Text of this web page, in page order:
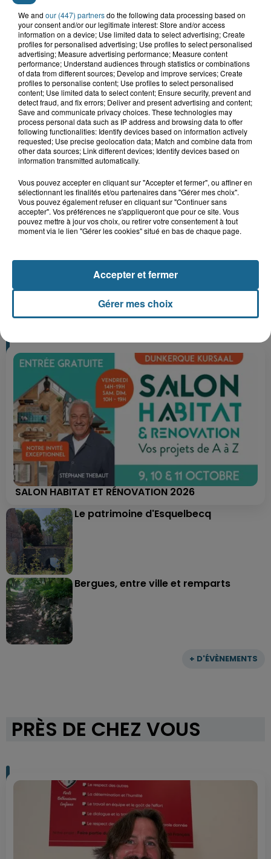
Grand jeu de l'été : les cabines de plages
Gagnez vos entrées pour Dennlys
Parc
Gagnez vos entrées pour le parc
Bagatelle
Gagnez vos entrées pour Plopsaland
+ D'ÉVÈNEMENTS
SALON HABITAT ET RÉNOVATION 2026
Le patrimoine d'Esquelbecq
Bergues, entre ville et remparts
PRÈS DE CHEZ VOUS
We and our (447) partnersdo the following data processing based on
your consent and/or our legitimate interest: Store and/or access
information on a device; Use limited data to select advertising; Create
profiles for personalised advertising; Use profiles to select personalised
advertising; Measure advertising performance; Measure content
performance; Understand audiences through statistics or combinations
of data from different sources; Develop and improve services; Create
profiles to personalise content; Use profiles to select personalised
content; Use limited data to select content; Ensure security, prevent and
detect fraud, and fix errors; Deliver and present advertising and content;
Save and communicate privacy choices. These technologies may
process personal data such as IP address and browsing data to offer
following functionalities: Identify devices based on information actively
requested; Use precise geolocation data; Match and combine data from
other data sources; Link different devices; Identify devices based on
information transmitted automatically.
Vous pouvez accepter en cliquant sur "Accepter et fermer", ou affiner en
sélectionnant les finalités et/ou partenaires dans "Gérer mes choix".
Vous pouvez également refuser en cliquant sur "Continuer sans
accepter". Vos préférences ne s'appliqueront que pour ce site. Vous
pouvez mettre à jour vos choix, ou retirer votre consentement à tout
moment via le lien "Gérer les cookies" situé en bas de chaque page.
Gérer mes choix
Accepter et fermer